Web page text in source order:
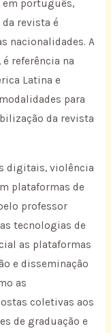
em português,
revista é
nacionalidades. A
referência na
Latina e
para
da revista
digitais, violência
plataformas de
professor
tecnologias de
as plataformas
e disseminação
as
coletivas aos
de graduação e